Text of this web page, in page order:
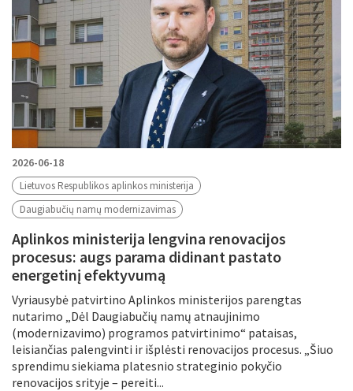
2026-06-18
Lietuvos Respublikos aplinkos ministerija
Daugiabučių namų modernizavimas
Aplinkos ministerija lengvina renovacijos
procesus: augs parama didinant pastato
energetinį efektyvumą
Vyriausybė patvirtino Aplinkos ministerijos parengtas
nutarimo „Dėl Daugiabučių namų atnaujinimo
(modernizavimo) programos patvirtinimo“ pataisas,
leisiančias palengvinti ir išplėsti renovacijos procesus. „Šiuo
sprendimu siekiama platesnio strateginio pokyčio
renovacijos srityje – pereiti...